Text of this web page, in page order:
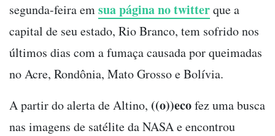
segunda-feira emsua página no twitterque a
capital de seu estado, Rio Branco, tem sofrido nos
últimos dias com a fumaça causada por queimadas
no Acre, Rondônia, Mato Grosso e Bolívia.
A partir do alerta de Altino, ((o))ecofez uma busca
nas imagens de satélite da NASA e encontrou